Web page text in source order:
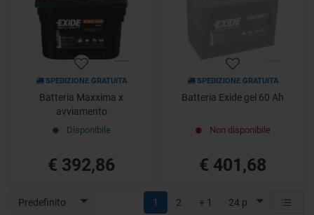
SPEDIZIONE GRATUITA
Batteria Maxxima x
avviamento
Disponibile
€ 392,86
SPEDIZIONE GRATUITA
Batteria Exide gel 60 Ah
Non disponibile
€ 401,68
Predefinito 24 p
1 2 + 1